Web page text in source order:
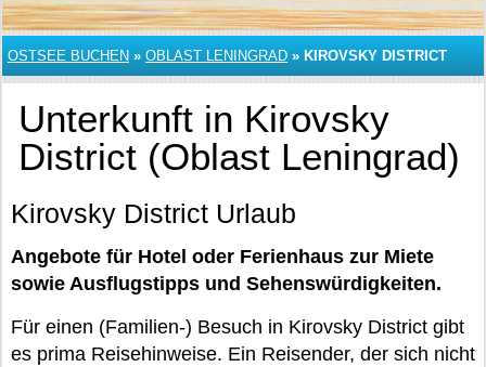
OSTSEE BUCHEN » OBLAST LENINGRAD » KIROVSKY DISTRICT
Unterkunft in Kirovsky
District (Oblast Leningrad)
Kirovsky District Urlaub
Angebote für Hotel oder Ferienhaus zur Miete
sowie Ausflugstipps und Sehenswürdigkeiten.
Für einen (Familien-) Besuch in Kirovsky District gibt
es prima Reisehinweise. Ein Reisender, der sich nicht